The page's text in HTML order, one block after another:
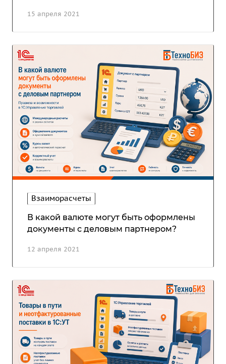
15 апреля 2021
Взаиморасчеты
12 апреля 2021
В какой валюте могут быть оформлены
документы с деловым партнером?